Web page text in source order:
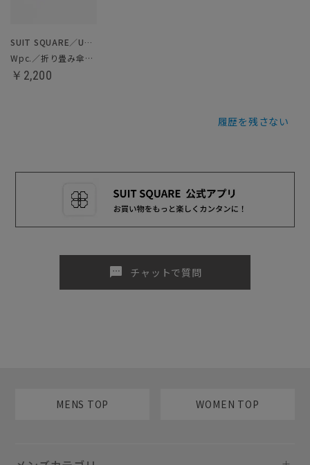
SUIT SQUARE／UNIVERSAL LANGUAGE
Wpc.／折り畳み傘ケース
￥2,200
履歴を残さない
sms チャットで質問
MENS TOP WOMEN TOP